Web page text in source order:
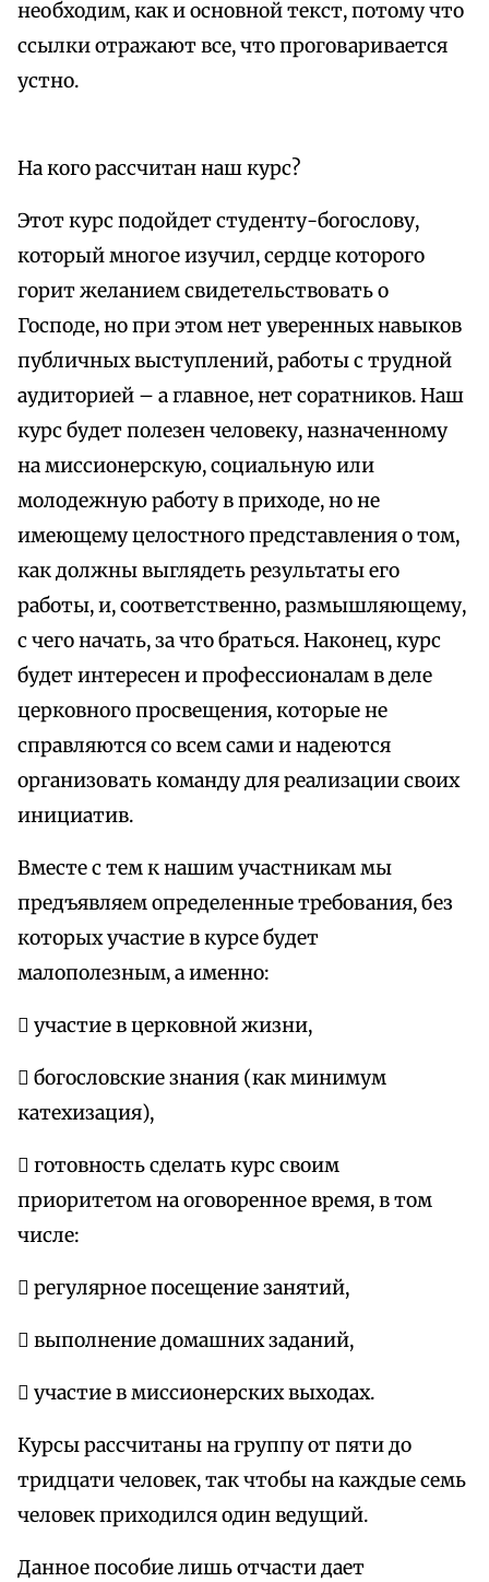
необходим, как и основной текст, потому что
ссылки отражают все, что проговаривается
устно.
На кого рассчитан наш курс?
Этот курс подойдет студенту-богослову,
который многое изучил, сердце которого
горит желанием свидетельствовать о
Господе, но при этом нет уверенных навыков
публичных выступлений, работы с трудной
аудиторией – а главное, нет соратников. Наш
курс будет полезен человеку, назначенному
на миссионерскую, социальную или
молодежную работу в приходе, но не
имеющему целостного представления о том,
как должны выглядеть результаты его
работы, и, соответственно, размышляющему,
с чего начать, за что браться. Наконец, курс
будет интересен и профессионалам в деле
церковного просвещения, которые не
справляются со всем сами и надеются
организовать команду для реализации своих
инициатив.
Вместе с тем к нашим участникам мы
предъявляем определенные требования, без
которых участие в курсе будет
малополезным, а именно:
 участие в церковной жизни,
 богословские знания (как минимум
катехизация),
 готовность сделать курс своим
приоритетом на оговоренное время, в том
числе:
 регулярное посещение занятий,
 выполнение домашних заданий,
 участие в миссионерских выходах.
Курсы рассчитаны на группу от пяти до
тридцати человек, так чтобы на каждые семь
человек приходился один ведущий.
Данное пособие лишь отчасти дает